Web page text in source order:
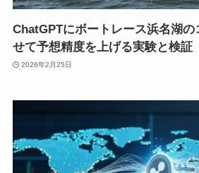
ChatGPTにボートレース浜名湖の
せて予想精度を上げる実験と検証
2026年2月25日